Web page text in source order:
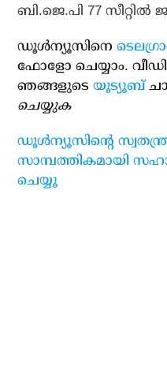
ബി.ജെ.പി 77 സീറ്റില്‍
ഡൂള്‍ന്യൂസിനെ
ഫോളോ ചെയ്യാം.
ഞങ്ങളുടെയൂട്യൂബ്
ചെയ്യുക
ഡൂള്‍ന്യൂസിന്റെ
സാമ്പത്തികമായി
ചെയ്യൂ